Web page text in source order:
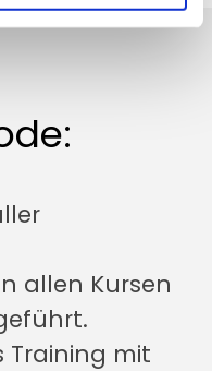
allen Kursen
Training mit